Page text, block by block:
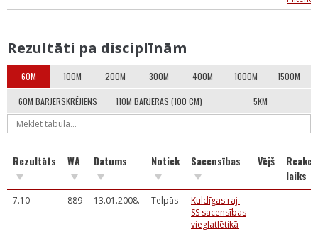
Rezultāti pa disciplīnām
60M 100M 200M 300M 400M 1000M 1500M
60M BARJERSKRĒJIENS 110M BARJERAS (100 CM) 5KM
Rezultāts WA Datums Notiek Sacensības Vējš
laiks
7.10 889 13.01.2008. Telpās
Kuldīgas raj.
SS sacensības
vieglatlētikā